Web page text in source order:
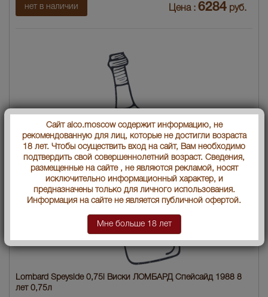
нет в наличии Цена : 6284 руб.
Lombard Speyside 0,75l Виски ЛОМБАРД Спейсайд 1988 8
лет 0,75л
Сайт alco.moscow содержит информацию, не
рекомендованную для лиц, которые не достигли возраста
18 лет. Чтобы осуществить вход на сайт, Вам необходимо
подтвердить свой совершеннолетний возраст. Сведения,
размещенные на сайте , не являются рекламой, носят
исключительно информационный характер, и
предназначены только для личного использования.
Информация на сайте не является публичной офертой.
Мне больше 18 лет